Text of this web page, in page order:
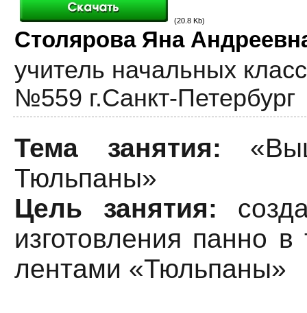
(20.8 Kb)
Столярова Яна
учитель начальных
№559 г.Санкт-Петербург
Тема занятия:
Тюльпаны»
Цель занятия:
изготовления панно
лентами «Тюльпаны»